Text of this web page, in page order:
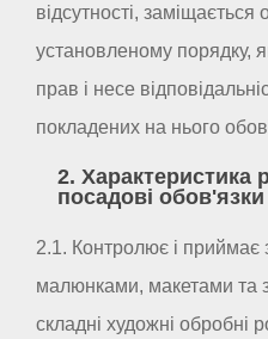
відсутності,
установленому порядку,
прав і несе
покладених на нього
2. Характеристика
посадові обов'язки
2.1. Контролює і приймає
малюнками, макетами та
складні художні обробні